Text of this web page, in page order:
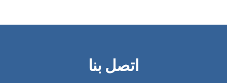
اتصل بنا